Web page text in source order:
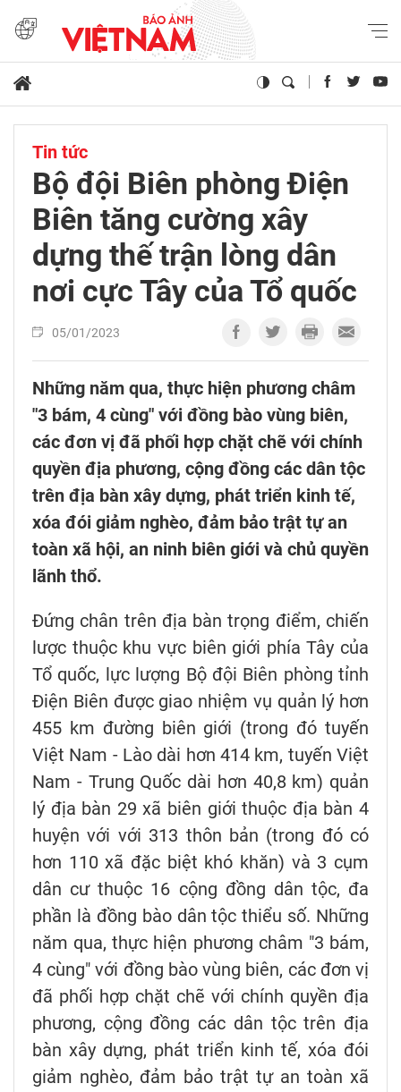
Tin tức
Bộ đội Biên phòng Điện
Biên tăng cường xây
dựng thế trận lòng dân
nơi cực Tây của Tổ quốc
05/01/2023
Những năm qua, thực hiện phương châm
"3 bám, 4 cùng" với đồng bào vùng biên,
các đơn vị đã phối hợp chặt chẽ với chính
quyền địa phương, cộng đồng các dân tộc
trên địa bàn xây dựng, phát triển kinh tế,
xóa đói giảm nghèo, đảm bảo trật tự an
toàn xã hội, an ninh biên giới và chủ quyền
lãnh thổ.
Đứng chân trên địa bàn trọng điểm, chiến
lược thuộc khu vực biên giới phía Tây của
Tổ quốc, lực lượng Bộ đội Biên phòng tỉnh
Điện Biên được giao nhiệm vụ quản lý hơn
455 km đường biên giới (trong đó tuyến
Việt Nam - Lào dài hơn 414 km, tuyến Việt
Nam - Trung Quốc dài hơn 40,8 km) quản
lý địa bàn 29 xã biên giới thuộc địa bàn 4
huyện với với 313 thôn bản (trong đó có
hơn 110 xã đặc biệt khó khăn) và 3 cụm
dân cư thuộc 16 cộng đồng dân tộc, đa
phần là đồng bào dân tộc thiểu số. Những
năm qua, thực hiện phương châm "3 bám,
4 cùng" với đồng bào vùng biên, các đơn vị
đã phối hợp chặt chẽ với chính quyền địa
phương, cộng đồng các dân tộc trên địa
bàn xây dựng, phát triển kinh tế, xóa đói
giảm nghèo, đảm bảo trật tự an toàn xã